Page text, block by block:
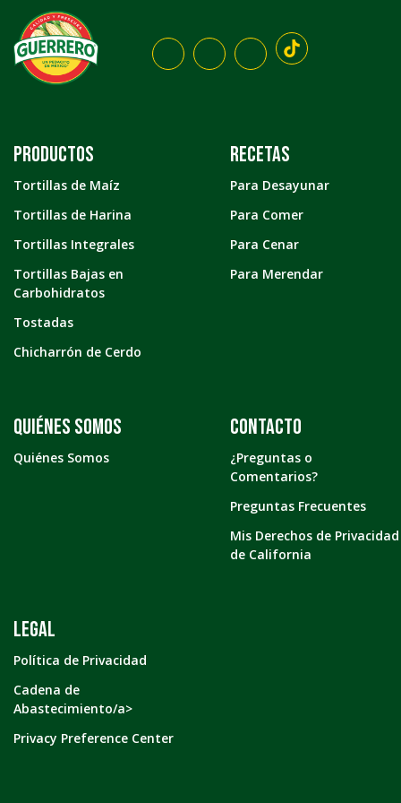
Productos
Tortillas de Maíz
Tortillas de Harina
Tortillas Integrales
Tortillas Bajas en
Carbohidratos
Tostadas
Chicharrón de Cerdo
Recetas
Para Desayunar
Para Comer
Para Cenar
Para Merendar
Quiénes somos
Quiénes Somos
Contacto
¿Preguntas o
Comentarios?
Preguntas Frecuentes
Mis Derechos de Privacidad
de California
LEGAL
Política de Privacidad
Cadena de
Abastecimiento/a>
Privacy Preference Center